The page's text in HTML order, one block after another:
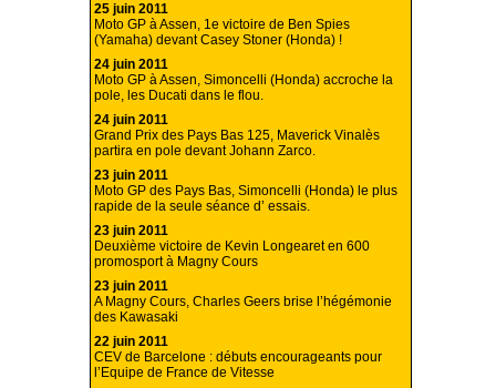
25 juin 2011
Moto GP à Assen, 1e victoire de Ben Spies
(Yamaha) devant Casey Stoner (Honda) !
24 juin 2011
Moto GP à Assen, Simoncelli (Honda) accroche la
pole, les Ducati dans le flou.
24 juin 2011
Grand Prix des Pays Bas 125, Maverick Vinalès
partira en pole devant Johann Zarco.
23 juin 2011
Moto GP des Pays Bas, Simoncelli (Honda) le plus
rapide de la seule séance d’ essais.
23 juin 2011
Deuxième victoire de Kevin Longearet en 600
promosport à Magny Cours
23 juin 2011
A Magny Cours, Charles Geers brise l’hégémonie
des Kawasaki
22 juin 2011
CEV de Barcelone : débuts encourageants pour
l’Equipe de France de Vitesse